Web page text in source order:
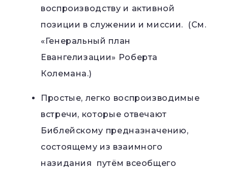
воспроизводству и активной
позиции в служении и миссии. (См.
«Генеральный план
Евангелизации» Роберта
Колемана.)
Простые, легко воспроизводимые
встречи, которые отвечают
Библейскому предназначению,
состоящему из взаимного
назидания путём всеобщего